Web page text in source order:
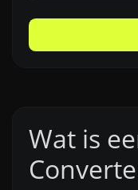
Wat is